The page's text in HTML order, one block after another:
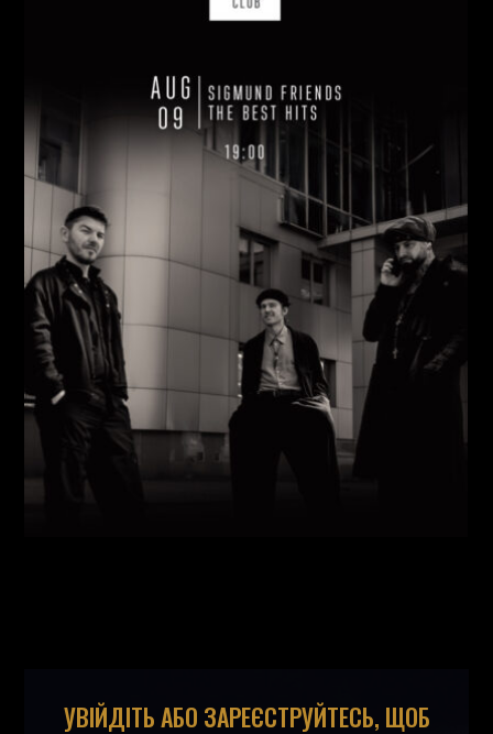
НЕДІЛЯ, 09 СЕРПНЯ
Ціна:
Виконавці: Павло Литвиненко (Рояль,) /Денис
Дудко (Бас, Олександр Люлякін (Барабани,) /
УВІЙДІТЬ АБО ЗАРЕЄСТРУЙТЕСЬ, ЩОБ